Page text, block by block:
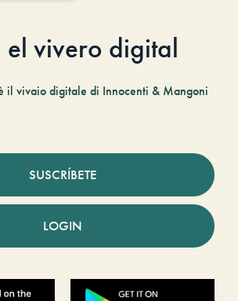
el vivero digital
il vivaio digitale di Innocenti & Mangoni
SUSCRÍBETE
LOGIN